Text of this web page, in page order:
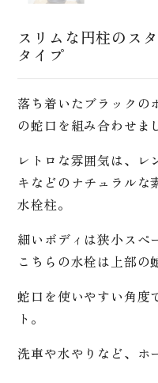
スリムな円柱のス
タイプ
落ち着いたブラックの
の蛇口を組み合わせま
レトロな雰囲気は、レ
キなどのナチュラルな
水栓柱。
細いボディは狭小スペ
こちらの水栓は上部の
蛇口を使いやすい角度
ト。
洗車や水やりなど、